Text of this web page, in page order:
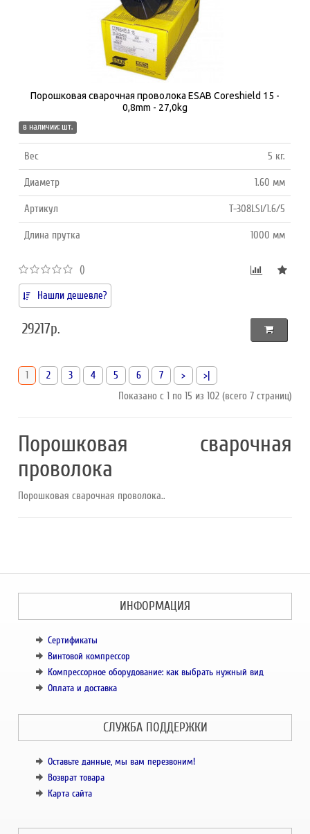
Порошковая сварочная проволока ESAB Coreshield 15 -
0,8mm - 27,0kg
в наличии: шт.
Вес 5 кг.
Диаметр 1.60 мм
Артикул Т-308LSi/1.6/5
Длина прутка 1000 мм
()
Нашли дешевле?
29217р.
1 2 3 4 5 6 7 >
>|
Показано с 1 по 15 из 102 (всего 7 страниц)
Порошковая сварочная
проволока
Порошковая сварочная проволока..
ИНФОРМАЦИЯ
Сертификаты
Винтовой компрессор
Компрессорное оборудование: как выбрать нужный вид
Оплата и доставка
СЛУЖБА ПОДДЕРЖКИ
Оставьте данные, мы вам перезвоним!
Возврат товара
Карта сайта